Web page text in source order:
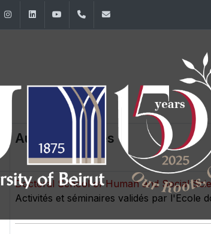
Twitter InstagramLinkedInYouTube+961 (1) 421 586
Autres activités
Doctoral School of Human and Social
Activités et séminaires validés par l'Ecole